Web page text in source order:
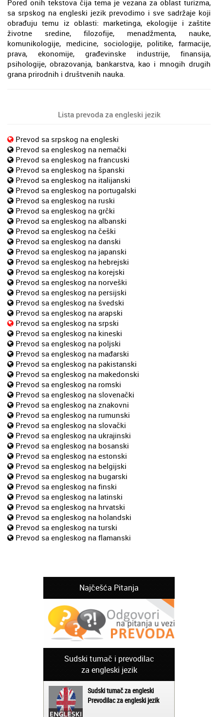
Pored onih tekstova čija tema je vezana za oblast turizma,
sa srpskog na engleski jezik prevodimo i sve sadržaje koji
obrađuju temu iz oblasti: marketinga, ekologije i zaštite
životne sredine, filozofije, menadžmenta, nauke,
komunikologije, medicine, sociologije, politike, farmacije,
prava, ekonomije, građevinske industrije, finansija,
psihologije, obrazovanja, bankarstva, kao i mnogih drugih
grana prirodnih i društvenih nauka.
Lista prevoda za engleski jezik
Prevod sa srpskog na engleski
Prevod sa engleskog na nemački
Prevod sa engleskog na francuski
Prevod sa engleskog na španski
Prevod sa engleskog na italijanski
Prevod sa engleskog na portugalski
Prevod sa engleskog na ruski
Prevod sa engleskog na grčki
Prevod sa engleskog na albanski
Prevod sa engleskog na češki
Prevod sa engleskog na danski
Prevod sa engleskog na japanski
Prevod sa engleskog na hebrejski
Prevod sa engleskog na korejski
Prevod sa engleskog na norveški
Prevod sa engleskog na persijski
Prevod sa engleskog na švedski
Prevod sa engleskog na arapski
Prevod sa engleskog na srpski
Prevod sa engleskog na kineski
Prevod sa engleskog na poljski
Prevod sa engleskog na mađarski
Prevod sa engleskog na pakistanski
Prevod sa engleskog na makedonski
Prevod sa engleskog na romski
Prevod sa engleskog na slovenački
Prevod sa engleskog na znakovni
Prevod sa engleskog na rumunski
Prevod sa engleskog na slovački
Prevod sa engleskog na ukrajinski
Prevod sa engleskog na bosanski
Prevod sa engleskog na estonski
Prevod sa engleskog na belgijski
Prevod sa engleskog na bugarski
Prevod sa engleskog na finski
Prevod sa engleskog na latinski
Prevod sa engleskog na hrvatski
Prevod sa engleskog na holandski
Prevod sa engleskog na turski
Prevod sa engleskog na flamanski
Najčešća Pitanja
Sudski tumač i prevodilac
za engleski jezik
Sudski tumač za engleski
Prevodilac za engleski jezik